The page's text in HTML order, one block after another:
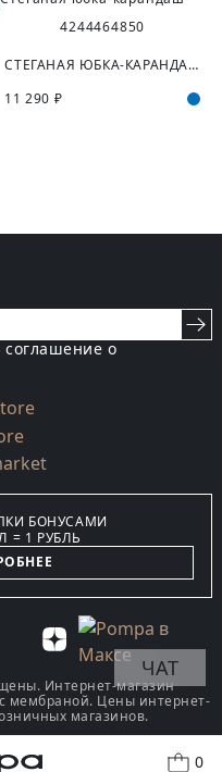
0
4244464850
СТЕГАНАЯ ЮБКА-КАРАНДАШ
11 290 ₽
о
БОНУСАМИ
= 1 РУБЛЬ
Интернет-магазин
мембраной. Цены интернет-
магазинов.
ЧАТ